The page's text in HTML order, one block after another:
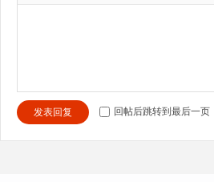
发表回复 回帖后跳转到最后一页